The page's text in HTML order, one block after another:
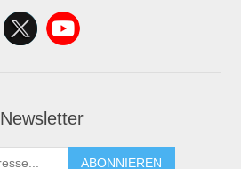
Newsletter
ABONNIEREN